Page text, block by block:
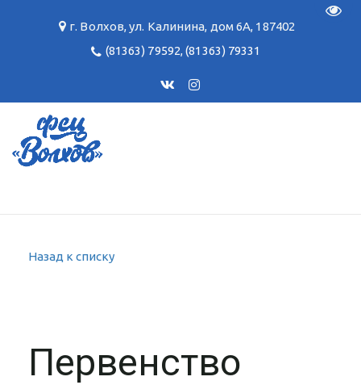
г. Волхов,ул. Калинина, дом 6А, 187402
(81363) 79592,(81363) 79331
Назад к списку
Первенство